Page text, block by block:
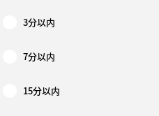
3分以内
7分以内
15分以内